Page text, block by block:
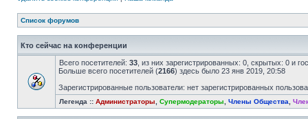
Список форумов
Кто сейчас на конференции
Всего посетителей: 33 , из них зарегистрированных: 0, скрытых: 0 и
Больше всего посетителей (2166) здесь было 23 янв 2019, 20:58
Зарегистрированные пользователи: нет зарегистрированных
Легенда :: Администраторы Супермодераторы Члены Общества